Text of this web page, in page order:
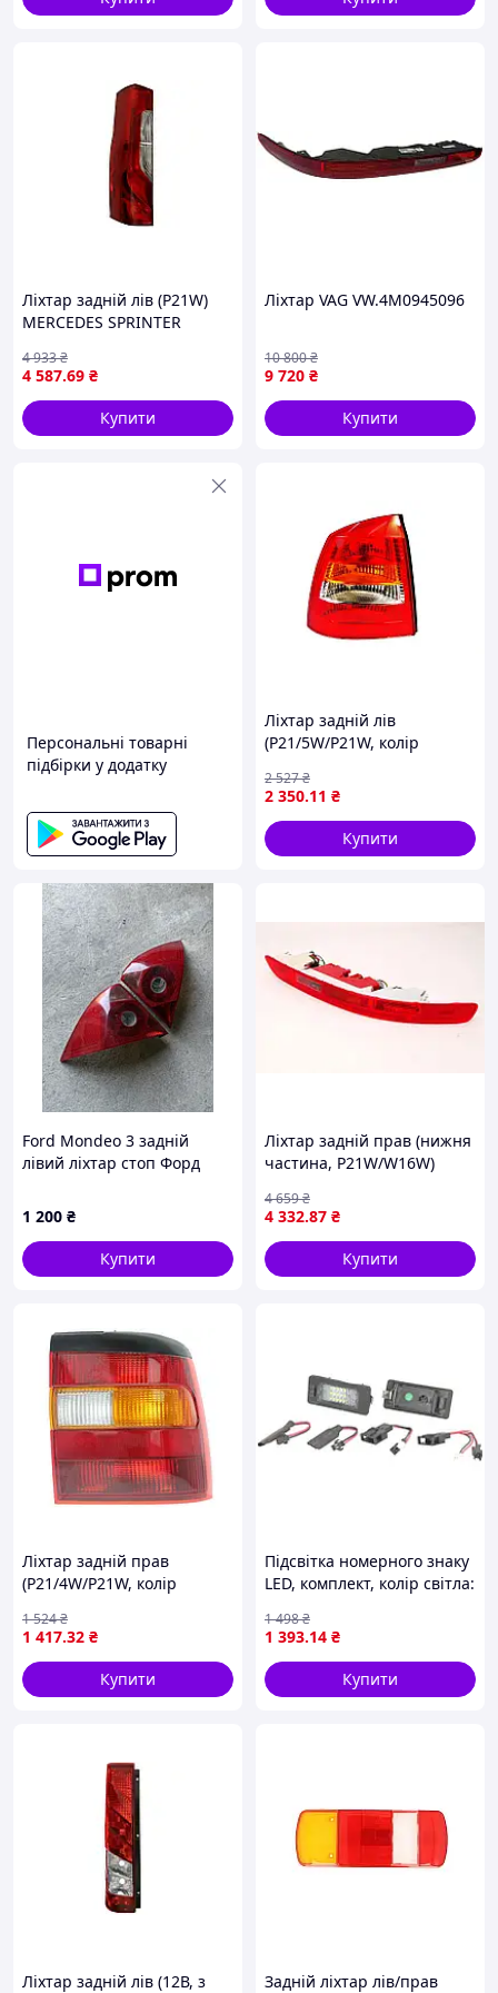
Ліхтар задній лів (P21W)
MERCEDES SPRINTER
DEPO 440-19AXL-UE
4 587.69 ₴
4 933₴
Купити
Ліхтар VAG VW.4M0945096
9 720 ₴
10 800₴
Купити
Персональні товарні
підбірки у додатку
Ліхтар задній лів
(P21/5W/P21W, колір
скла червон) OPEL ASTRA G
Купе / Седан 2/4D 02.98-
12.09 DEPO
2 350.11 ₴
2 527₴
Купити
Ford Mondeo 3 задній
лівий ліхтар стоп Форд
1 200 ₴
Купити
Ліхтар задній прав (нижня
частина, P21W/W16W)
714021790801 (Magneti
Marelli)
4 332.87 ₴
4 659₴
Купити
Ліхтар задній прав
(P21/4W/P21W, колір
скла червон) OPEL VECTRA
A Седан 4D 08.92-11.95
DEPO 442-1904R-UE
1 417.32 ₴
1 524₴
Купити
Підсвітка номерного знаку
LED, комплект, колір світла:
використання на дорогах
загального користування
1 393.14 ₴
1 498₴
Купити
Ліхтар задній лів (12В, з
Задній ліхтар лів/прав